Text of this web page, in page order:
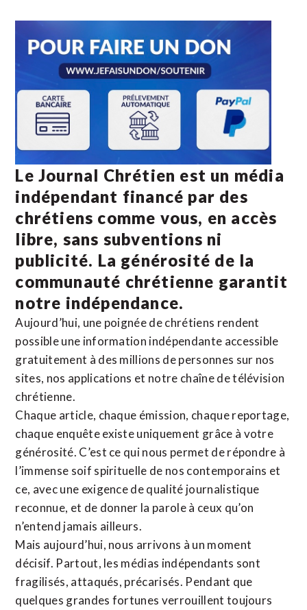
Le Journal Chrétien est un média
indépendant financé par des
chrétiens comme vous, en accès
libre, sans subventions ni
publicité. La générosité de la
communauté chrétienne garantit
notre indépendance.
Aujourd’hui, une poignée de chrétiens rendent
possible une information indépendante accessible
gratuitement à des millions de personnes sur nos
sites, nos applications et notre chaîne de télévision
chrétienne.
Chaque article, chaque émission, chaque reportage,
chaque enquête existe uniquement grâce à votre
générosité. C’est ce qui nous permet de répondre à
l’immense soif spirituelle de nos contemporains et
ce, avec une exigence de qualité journalistique
reconnue, et de donner la parole à ceux qu’on
n’entend jamais ailleurs.
Mais aujourd’hui, nous arrivons à un moment
décisif. Partout, les médias indépendants sont
fragilisés, attaqués, précarisés. Pendant que
quelques grandes fortunes verrouillent toujours